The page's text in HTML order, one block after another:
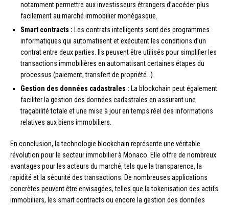
notamment permettre aux investisseurs étrangers d’accéder plus
facilement au marché immobilier monégasque.
Smart contracts : Les contrats intelligents sont des programmes
informatiques qui automatisent et exécutent les conditions d’un
contrat entre deux parties. Ils peuvent être utilisés pour simplifier les
transactions immobilières en automatisant certaines étapes du
processus (paiement, transfert de propriété…).
Gestion des données cadastrales : La blockchain peut également
faciliter la gestion des données cadastrales en assurant une
traçabilité totale et une mise à jour en temps réel des informations
relatives aux biens immobiliers.
En conclusion, la technologie blockchain représente une véritable
révolution pour le secteur immobilier à Monaco. Elle offre de nombreux
avantages pour les acteurs du marché, tels que la transparence, la
rapidité et la sécurité des transactions. De nombreuses applications
concrètes peuvent être envisagées, telles que la tokenisation des actifs
immobiliers, les smart contracts ou encore la gestion des données